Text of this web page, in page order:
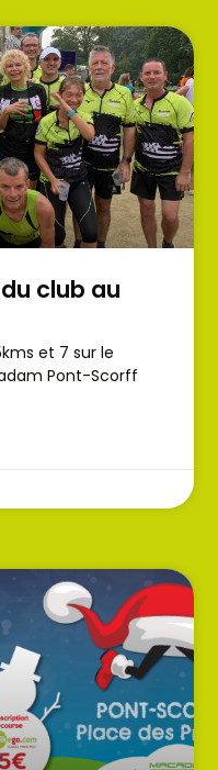
club au
et 7 sur le
Pont-Scorff